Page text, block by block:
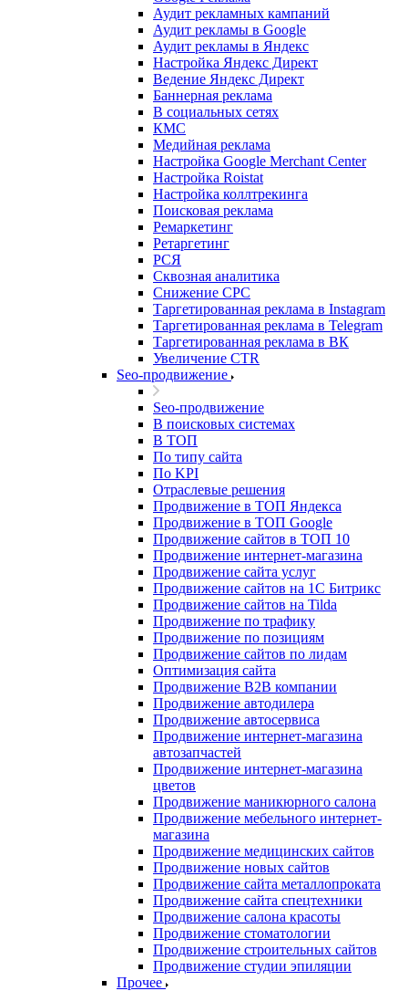
Аудит рекламных кампаний
Аудит рекламы в Google
Аудит рекламы в Яндекс
Настройка Яндекс Директ
Ведение Яндекс Директ
Баннерная реклама
В социальных сетях
КМС
Медийная реклама
Настройка Google Merchant Center
Настройка Roistat
Настройка коллтрекинга
Поисковая реклама
Ремаркетинг
Ретаргетинг
РСЯ
Сквозная аналитика
Снижение CPC
Таргетированная реклама в Instagram
Таргетированная реклама в Telegram
Таргетированная реклама в ВК
Увеличение CTR
Seo-продвижение
Seo-продвижение
В поисковых системах
В ТОП
По типу сайта
По KPI
Отраслевые решения
Продвижение в ТОП Яндекса
Продвижение в ТОП Google
Продвижение сайтов в ТОП 10
Продвижение интернет-магазина
Продвижение сайта услуг
Продвижение сайтов на 1С Битрикс
Продвижение сайтов на Tilda
Продвижение по трафику
Продвижение по позициям
Продвижение сайтов по лидам
Оптимизация сайта
Продвижение B2B компании
Продвижение автодилера
Продвижение автосервиса
Продвижение интернет-магазина
автозапчастей
Продвижение интернет-магазина
цветов
Продвижение маникюрного салона
Продвижение мебельного интернет-
магазина
Продвижение медицинских сайтов
Продвижение новых сайтов
Продвижение сайта металлопроката
Продвижение сайта спецтехники
Продвижение салона красоты
Продвижение стоматологии
Продвижение строительных сайтов
Продвижение студии эпиляции
Прочее